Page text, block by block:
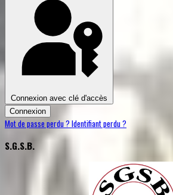
Connexion avec clé d'accès
Connexion
Mot de passe perdu ? Identifiant perdu ?
S.G.S.B.